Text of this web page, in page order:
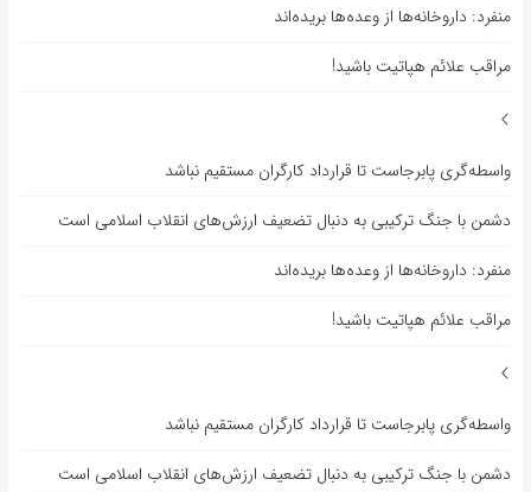
منفرد: داروخانه‌ها از وعده‌ها بریده‌اند
مراقب علائم هپاتیت باشید!
واسطه‌گری پابرجاست تا قرارداد کارگران مستقیم نباشد
دشمن با جنگ ترکیبی به دنبال تضعیف ارزش‌های انقلاب اسلامی است
منفرد: داروخانه‌ها از وعده‌ها بریده‌اند
مراقب علائم هپاتیت باشید!
واسطه‌گری پابرجاست تا قرارداد کارگران مستقیم نباشد
دشمن با جنگ ترکیبی به دنبال تضعیف ارزش‌های انقلاب اسلامی است